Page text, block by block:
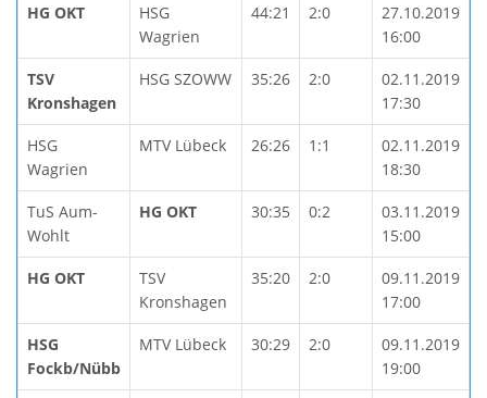
HG OKT
HSG
Wagrien
44:21 2:0
27.10.2019
16:00
TSV
Kronshagen
HSG SZOWW 35:26 2:0
02.11.2019
17:30
HSG
Wagrien
MTV Lübeck 26:26 1:1
02.11.2019
18:30
TuS Aum-
Wohlt
HG OKT 30:35 0:2
03.11.2019
15:00
HG OKT
TSV
Kronshagen
35:20 2:0
09.11.2019
17:00
HSG
Fockb/Nübb
MTV Lübeck 30:29 2:0
09.11.2019
19:00